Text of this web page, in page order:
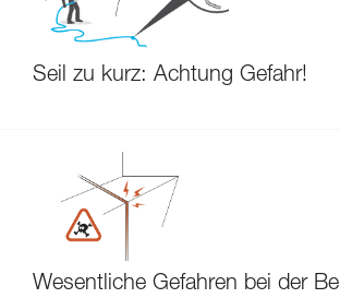
Seil zu kurz: Achtung Gefahr!
Wesentliche Gefahren bei der